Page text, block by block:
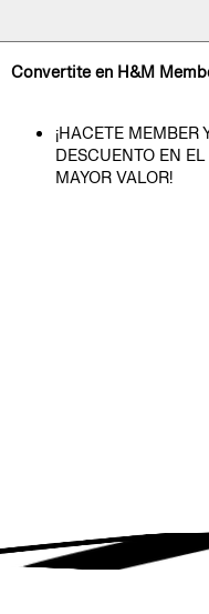
Convertite en H&M
¡HACETE MEMBER
DESCUENTO EN
MAYOR VALOR!